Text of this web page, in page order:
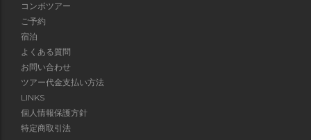
コンボツアー
ご予約
宿泊
よくある質問
お問い合わせ
ツアー代金支払い方法
LINKS
個人情報保護方針
特定商取引法